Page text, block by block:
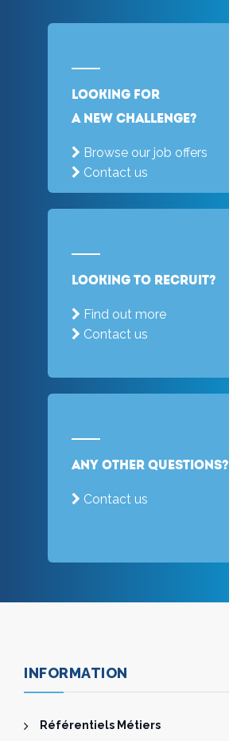
Looking for
a new challenge?
Browse our job offers
Contact us
Looking to recruit?
Find out more
Contact us
Any other questions?
Contact us
INFORMATION
Référentiels Métiers